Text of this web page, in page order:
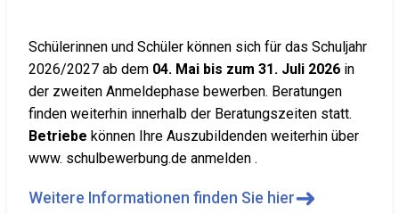
Schülerinnen und Schüler können sich für das Schuljahr
2026/2027 ab dem 04. Mai bis zum 31. Juli 2026 in
der zweiten Anmeldephase bewerben. Beratungen
finden weiterhin innerhalb der Beratungszeiten statt.
Betriebe können Ihre Auszubildenden weiterhin über
www. schulbewerbung.de anmelden .
Weitere Informationen finden Sie hier➜